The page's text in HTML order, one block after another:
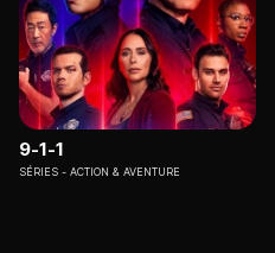
9-1-1
SÉRIES ACTION & AVENTURE